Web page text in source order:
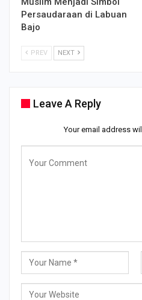
Persaudaraan di Labuan
Bajo
PREV NEXT
Leave A Reply
Your email address